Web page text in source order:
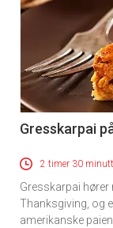
Gresskarpai
2 timer 30
Gresskarpai hører
Thanksgiving, og
amerikanske